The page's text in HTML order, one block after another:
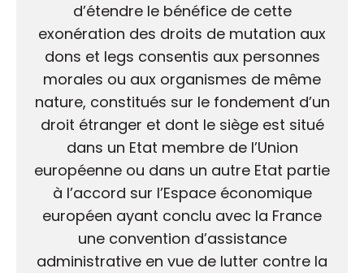
d’étendre le bénéfice de cette
exonération des droits de mutation aux
dons et legs consentis aux personnes
morales ou aux organismes de même
nature, constitués sur le fondement d’un
droit étranger et dont le siège est situé
dans un Etat membre de l’Union
européenne ou dans un autre Etat partie
à l’accord sur l’Espace économique
européen ayant conclu avec la France
une convention d’assistance
administrative en vue de lutter contre la